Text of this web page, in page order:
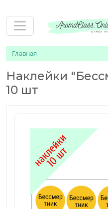
Главная
Наклейки
10 шт